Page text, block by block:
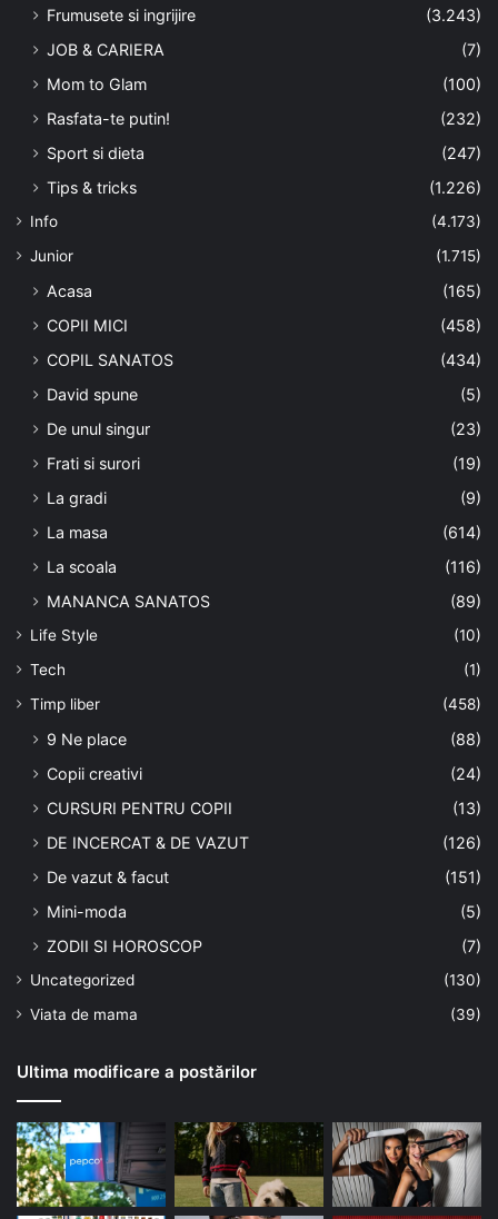
Frumusete si ingrijire
(3.243)
JOB & CARIERA
(7)
Mom to Glam
(100)
Rasfata-te putin!
(232)
Sport si dieta
(247)
Tips & tricks
(1.226)
Info
(4.173)
Junior
(1.715)
Acasa
(165)
COPII MICI
(458)
COPIL SANATOS
(434)
David spune
(5)
De unul singur
(23)
Frati si surori
(19)
La gradi
(9)
La masa
(614)
La scoala
(116)
MANANCA SANATOS
(89)
Life Style
(10)
Tech
(1)
Timp liber
(458)
9 Ne place
(88)
Copii creativi
(24)
CURSURI PENTRU COPII
(13)
DE INCERCAT & DE VAZUT
(126)
De vazut & facut
(151)
Mini-moda
(5)
ZODII SI HOROSCOP
(7)
Uncategorized
(130)
Viata de mama
(39)
Ultima modificare a postărilor